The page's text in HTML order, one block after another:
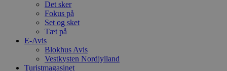
Det sker
Fokus på
Set og sket
Tæt på
E-Avis
Blokhus Avis
Vestkysten Nordjylland
Turistmagasinet